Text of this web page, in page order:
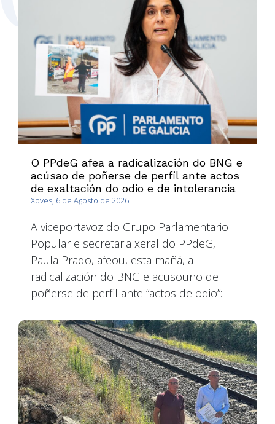
O PPdeG afea a radicalización do BNG e
acúsao de poñerse de perfil ante actos
de exaltación do odio e de intolerancia
Xoves, 6 de Agosto de 2026
A viceportavoz do Grupo Parlamentario
Popular e secretaria xeral do PPdeG,
Paula Prado, afeou, esta mañá, a
radicalización do BNG e acusouno de
poñerse de perfil ante “actos de odio”: